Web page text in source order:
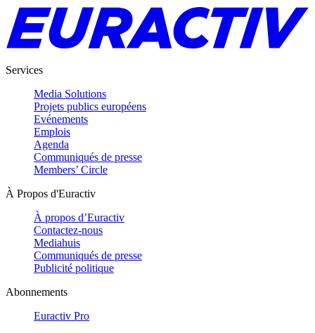
Services
Media Solutions
Projets publics européens
Evénements
Emplois
Agenda
Communiqués de presse
Members’ Circle
À Propos d'Euractiv
À propos d’Euractiv
Contactez-nous
Mediahuis
Communiqués de presse
Publicité politique
Abonnements
Euractiv Pro